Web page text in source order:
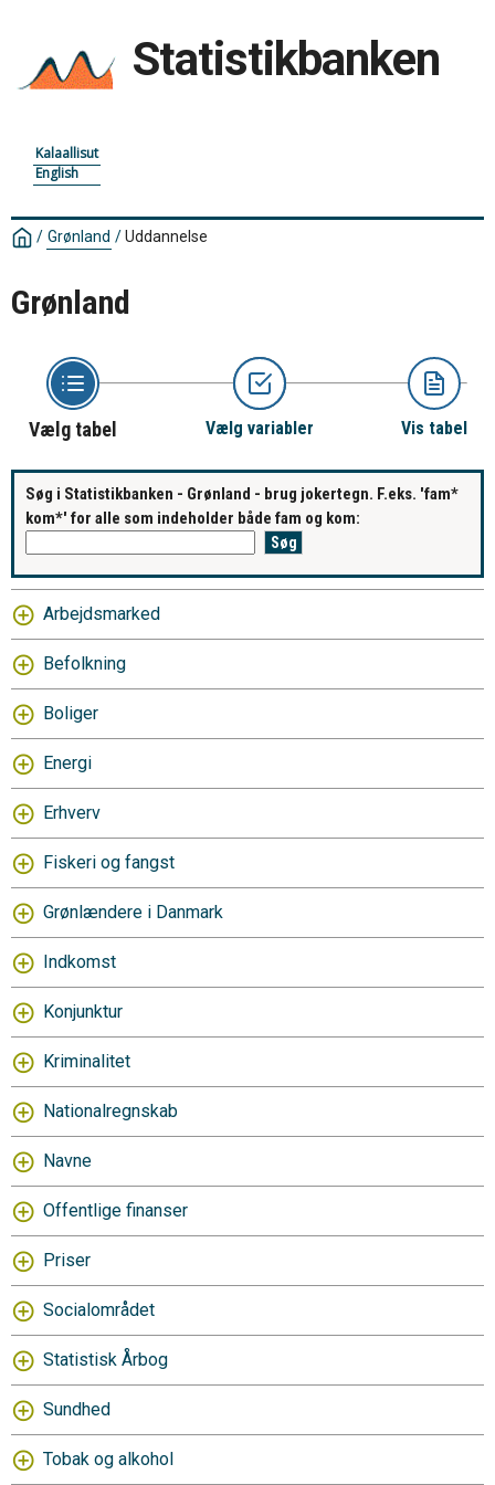
Statistikbanken
Kalaallisut
English
/ Grønland /Uddannelse
Grønland
Vælg tabel Vælg variabler Vis tabel
Søg i Statistikbanken - Grønland - brug jokertegn. F.eks. 'fam*
kom*' for alle som indeholder både fam og kom:
Arbejdsmarked
Befolkning
Boliger
Energi
Erhverv
Fiskeri og fangst
Grønlændere i Danmark
Indkomst
Konjunktur
Kriminalitet
Nationalregnskab
Navne
Offentlige finanser
Priser
Socialområdet
Statistisk Årbog
Sundhed
Tobak og alkohol